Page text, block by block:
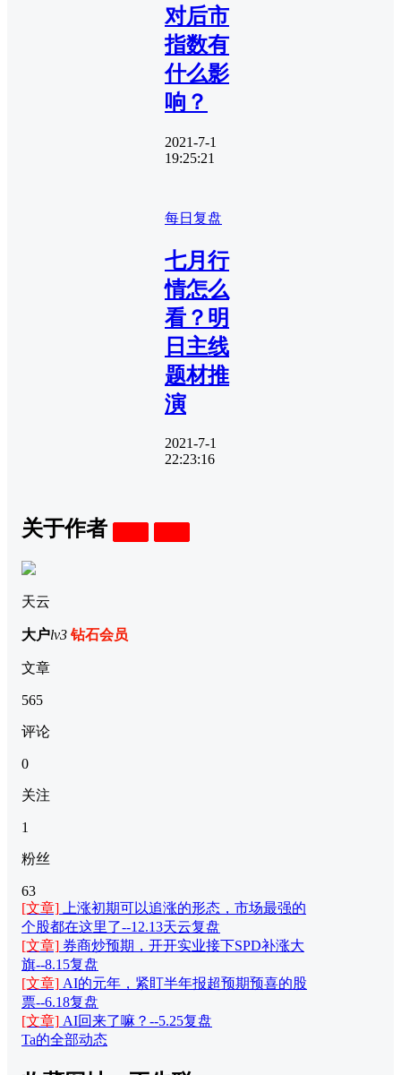
对后市
指数有
什么影
响？
2021-7-1
19:25:21
每日复盘
七月行
情怎么
看？明
日主线
题材推
演
2021-7-1
22:23:16
关于作者
天云
大户lv3 钻石会员
文章
565
评论
0
关注
1
粉丝
63
[文章] 上涨初期可以追涨的形态，市场最强的
个股都在这里了--12.13天云复盘
[文章] 券商炒预期，开开实业接下SPD补涨大
旗--8.15复盘
[文章] AI的元年，紧盯半年报超预期预喜的股
票--6.18复盘
[文章] AI回来了嘛？--5.25复盘
Ta的全部动态